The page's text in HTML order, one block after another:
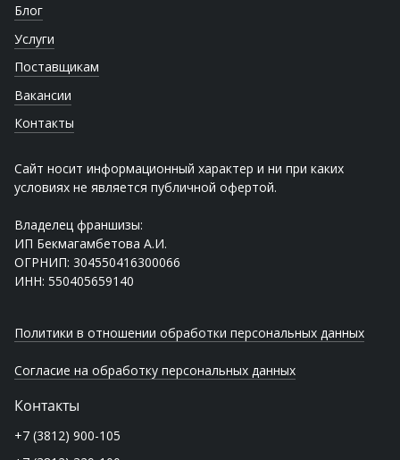
Блог
Услуги
Поставщикам
Вакансии
Контакты
Сайт носит информационный характер и ни при каких
условиях не является публичной офертой.
Владелец франшизы:
ИП Бекмагамбетова А.И.
ОГРНИП: 304550416300066
ИНН: 550405659140
Политики в отношении обработки персональных данных
Согласие на обработку персональных данных
Контакты
+7 (3812) 900-105